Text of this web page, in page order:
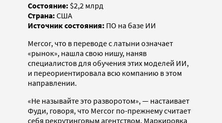
Состояние: $2,2 млрд
Страна: США
Источник состояния: ПО на базе ИИ
Mercor, что в переводе с латыни означает
«рынок», нашла свою нишу, наняв
специалистов для обучения этих моделей ИИ,
и переориентировала всю компанию в этом
направлении.
«Не называйте это разворотом», — настаивает
Фуди, говоря, что Mercor по-прежнему считает
себя рекрутинговым агентством. Маркировка